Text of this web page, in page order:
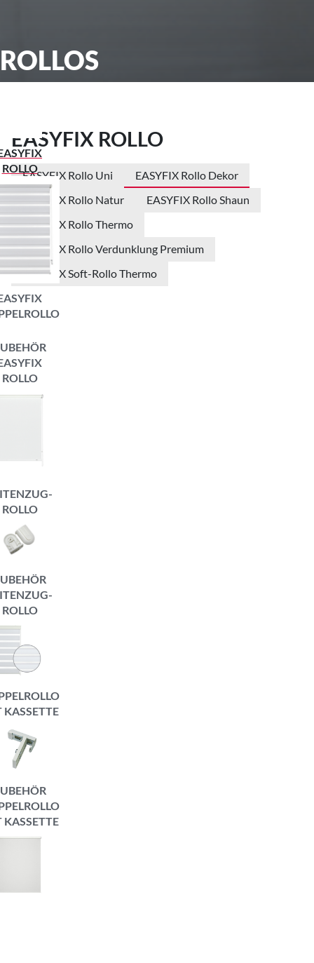
ROLLOS
ROLLO
ROLLO
ROLLO
ROLLO
EASYFIX ROLLO
EASYFIX Rollo Uni
EASYFIX Rollo Dekor
EASYFIX Rollo Natur
EASYFIX Rollo Shaun
EASYFIX Rollo Thermo
EASYFIX Rollo Verdunklung Premium
EASYFIX Soft-Rollo Thermo